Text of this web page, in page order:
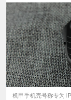
首
页
快
讯
机甲手机壳号称专为